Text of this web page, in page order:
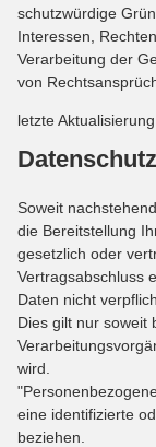
schutzwürdige
Interessen,
Verarbeitung der
von
letzte
Soweit
die Bereitstellung
gesetzlich oder
Vertragsabschluss
Daten nicht
Dies gilt nur soweit
wird.
eine identifizierte
beziehen.